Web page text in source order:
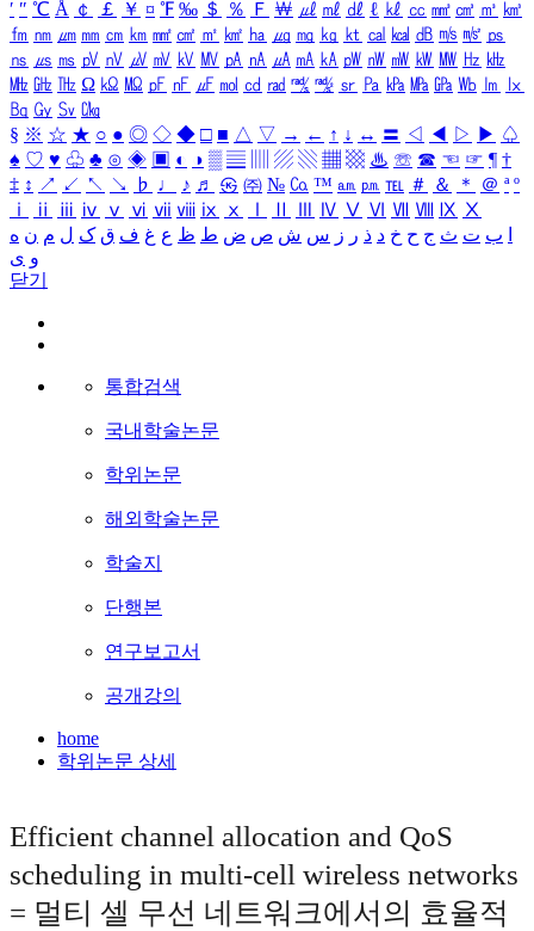
′ ″ ℃ Å ￠ ￡ ￥ ¤ ℉ ‰ ＄ ％ Ｆ ￦ ㎕ ㎖ ㎗ ℓ ㎘ ㏄ ㎣ ㎤ ㎥ ㎦
㎙ ㎚ ㎛ ㎜ ㎝ ㎞ ㎟ ㎠ ㎡ ㎢ ㏊ ㎍ ㎎ ㎏ ㏏ ㎈ ㎉ ㏈ ㎧ ㎨ ㎰
㎱ ㎲ ㎳ ㎴ ㎵ ㎶ ㎷ ㎸ ㎹ ㎀ ㎁ ㎂ ㎃ ㎄ ㎺ ㎻ ㎽ ㎾ ㎿ ㎐ ㎑
㎒ ㎓ ㎔ Ω ㏀ ㏁ ㎊ ㎋ ㎌ ㏖ ㏅ ㎭ ㎮ ㎯ ㏛ ㎩ ㎪ ㎫ ㎬ ㏝ ㏐
㏓
㏃ ㏉ ㏜ ㏆
§ ※ ☆ ★ ○ ● ◎ ◇ ◆ □ ■ △ ▽ → ← ↑ ↓ ↔ 〓 ◁ ◀ ▷ ▶ ♤
♠ ♡ ♥ ♧ ♣ ⊙ ◈ ▣ ◐ ◑ ▒ ▤ ▨ ▧ ▦ ▩ ♨ ☏ ☎ ☜ ☞ ¶ †
‡ ↕ ↗ ↙ ↖ ↘ ♭ ♩ ♪ ♬ ㉿ ㈜ № ㏇ ™ ㏂ ㏘ ℡ ＃ ＆ ＊ ＠ ª º
ⅰ
ⅱ ⅲ ⅳ ⅴ ⅵ ⅶ ⅷ ⅸ ⅹ Ⅳ Ⅴ Ⅵ Ⅶ Ⅷ Ⅸ Ⅹ
ب ت ث ج ح خ د ذ ر ز س ش ص ض ط ظ ع غ ف ق ک ل م ن ه
و ی
닫기
통합검색
국내학술논문
학위논문
해외학술논문
학술지
단행본
연구보고서
공개강의
home
학위논문 상세
Efficient channel allocation and QoS
scheduling in multi-cell wireless networks
= 멀티 셀 무선 네트워크에서의 효율적